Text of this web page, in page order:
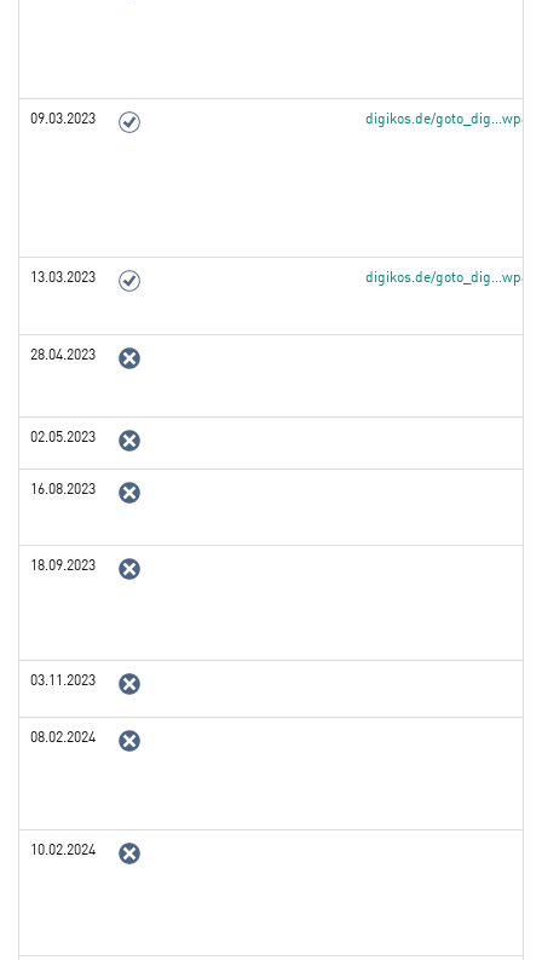
09.03.2023 digikos.de/
13.03.2023 digikos.de/
28.04.2023
02.05.2023
16.08.2023
18.09.2023
03.11.2023
08.02.2024
10.02.2024